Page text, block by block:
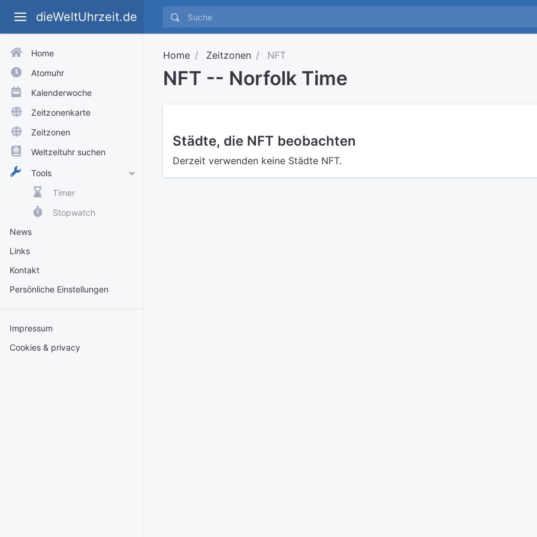
dieWeltUhrzeit.de
Home
Atomuhr
Kalenderwoche
Zeitzonenkarte
Zeitzonen
Weltzeituhr suchen
Tools
Timer
Stopwatch
News
Links
Kontakt
Persönliche Einstellungen
Impressum
Cookies & privacy
Home Zeitzonen NFT
NFT -- Norfolk Time
Städte, die NFT beobachten
Derzeit verwenden keine Städte NFT.